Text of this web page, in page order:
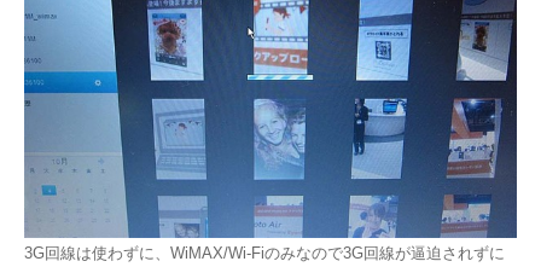
3G回線は使わずに、WiMAX/Wi-Fiのみなので3G回線が逼迫されずに